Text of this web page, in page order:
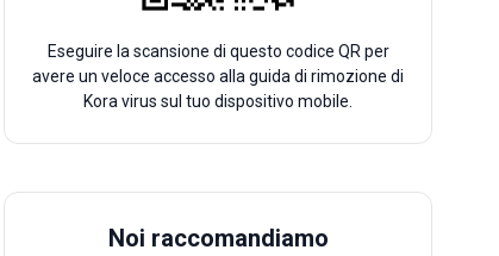
Eseguire la scansione di questo codice QR per
avere un veloce accesso alla guida di rimozione di
Kora virus sul tuo dispositivo mobile.
Noi raccomandiamo